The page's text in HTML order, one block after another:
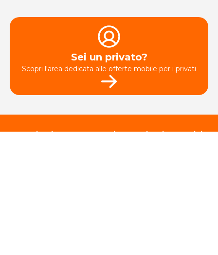
Sei un privato?
Scopri l'area dedicata alle offerte mobile per i privati
Scarica l'app per gestire prodotti e servizi